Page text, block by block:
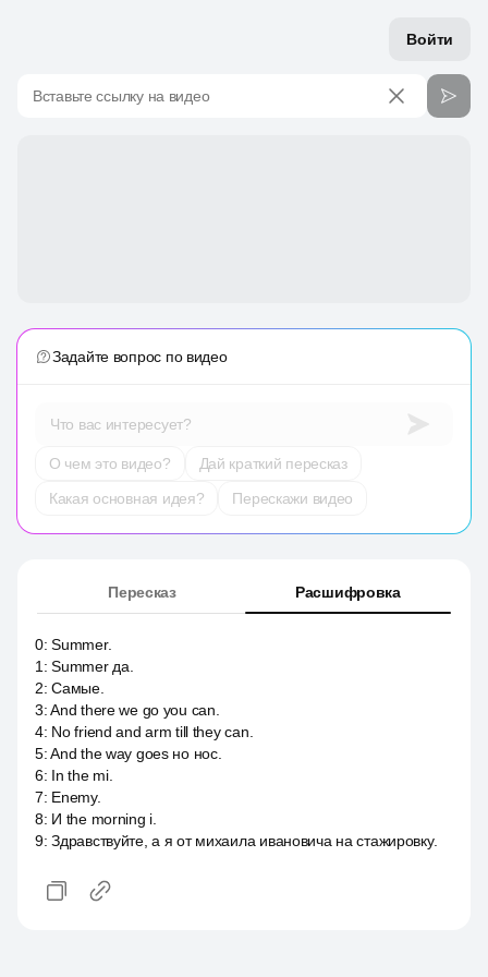
Войти
Вставьте ссылку на видео
Задайте вопрос по видео
Что вас интересует?
О чем это видео?
Дай краткий пересказ
Какая основная идея?
Перескажи видео
Пересказ Расшифровка
0:Summer.
1 :Summer да.
2:Самые.
3:And there we go you can.
4: No friend and arm till they can.
5:And the way goes но нос.
6: In the mi.
7: Enemy.
8: И the morning i.
9:Здравствуйте, а я от михаила ивановича на стажировку.